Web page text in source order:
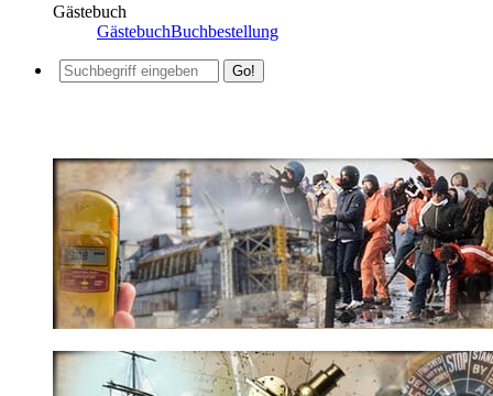
Gästebuch
GästebuchBuchbestellung